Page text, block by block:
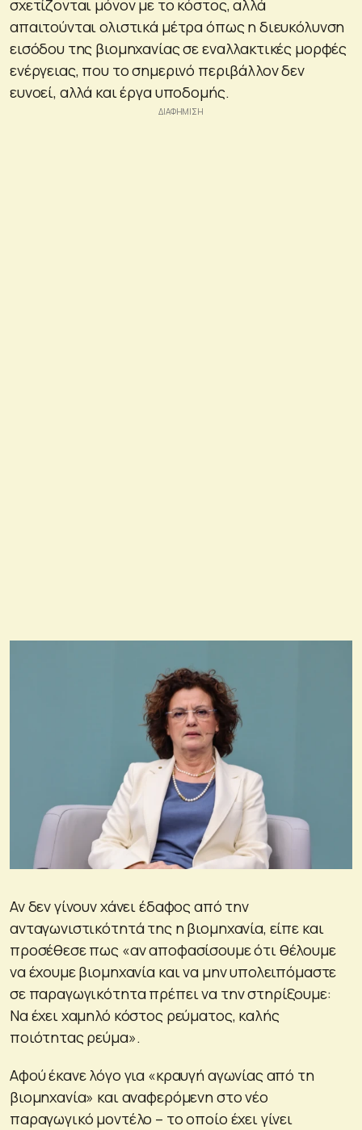
σχετίζονται μόνον με το κόστος, αλλά
απαιτούνται ολιστικά μέτρα όπως η διευκόλυνση
εισόδου της βιομηχανίας σε εναλλακτικές μορφές
ενέργειας, που το σημερινό περιβάλλον δεν
ευνοεί, αλλά και έργα υποδομής.
Αν δεν γίνουν χάνει έδαφος από την
ανταγωνιστικότητά της η βιομηχανία, είπε και
προσέθεσε πως «αν αποφασίσουμε ότι θέλουμε
να έχουμε βιομηχανία και να μην υπολειπόμαστε
σε παραγωγικότητα πρέπει να την στηρίξουμε:
Να έχει χαμηλό κόστος ρεύματος, καλής
ποιότητας ρεύμα».
Αφού έκανε λόγο για «κραυγή αγωνίας από τη
βιομηχανία» και αναφερόμενη στο νέο
παραγωγικό μοντέλο – το οποίο έχει γίνει